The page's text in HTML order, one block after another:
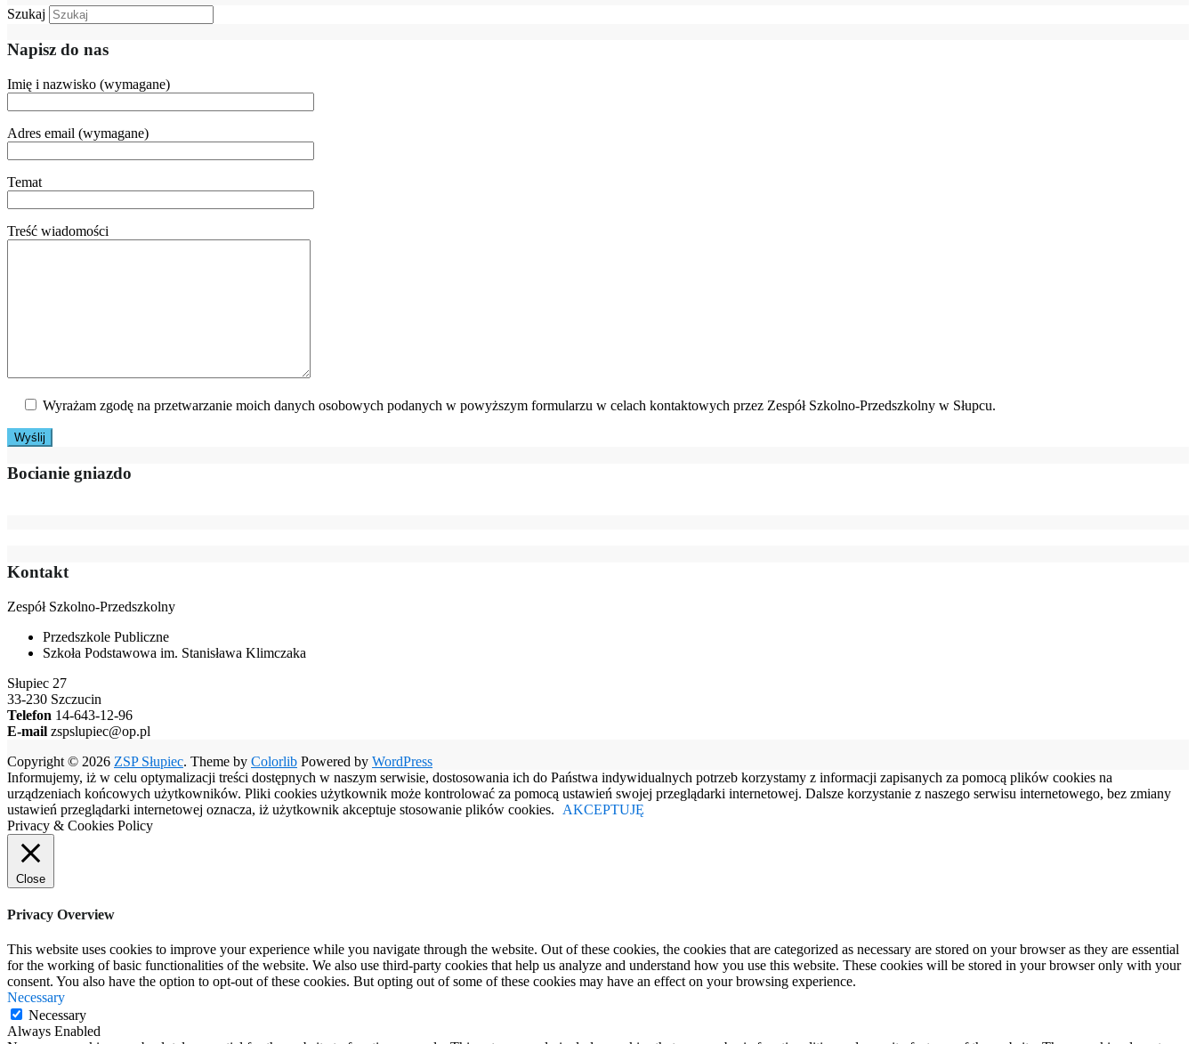
Szukaj
Napisz do nas
Imię i nazwisko (wymagane)
Adres email (wymagane)
Temat
Treść wiadomości
Wyrażam zgodę na przetwarzanie moich danych osobowych podanych w powyższym formularzu w celach kontaktowych przez Zespół Szkolno-Przedszkolny w Słupcu.
Bocianie gniazdo
Kontakt
Zespół Szkolno-Przedszkolny
Przedszkole Publiczne
Szkoła Podstawowa im. Stanisława Klimczaka
Słupiec 27
33-230 Szczucin
Telefon 14-643-12-96
E-mail zspslupiec@op.pl
Copyright © 2026 ZSP Słupiec. Theme by Colorlib Powered by WordPress
Informujemy, iż w celu optymalizacji treści dostępnych w naszym serwisie, dostosowania ich do Państwa indywidualnych potrzeb korzystamy z informacji zapisanych za pomocą plików cookies na
urządzeniach końcowych użytkowników. Pliki cookies użytkownik może kontrolować za pomocą ustawień swojej przeglądarki internetowej. Dalsze korzystanie z naszego serwisu internetowego, bez zmiany
ustawień przeglądarki internetowej oznacza, iż użytkownik akceptuje stosowanie plików cookies.
AKCEPTUJĘ
Privacy & Cookies Policy
Close
Privacy Overview
This website uses cookies to improve your experience while you navigate through the website. Out of these cookies, the cookies that are categorized as necessary are stored on your browser as they are essential
for the working of basic functionalities of the website. We also use third-party cookies that help us analyze and understand how you use this website. These cookies will be stored in your browser only with your
consent. You also have the option to opt-out of these cookies. But opting out of some of these cookies may have an effect on your browsing experience.
Necessary
Necessary
Always Enabled